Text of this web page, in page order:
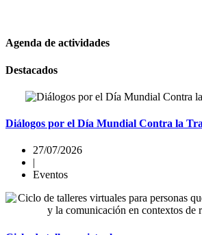
Agenda de actividades
Destacados
Diálogos por el Día Mundial Contra la
27/07/2026
Eventos